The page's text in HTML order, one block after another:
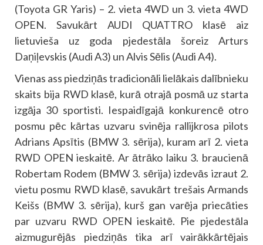
(Toyota GR Yaris) – 2. vieta 4WD un 3. vieta 4WD
OPEN. Savukārt AUDI QUATTRO klasē aiz
lietuvieša uz goda pjedestāla šoreiz Arturs
Daņiļevskis (Audi A3) un Alvis Sēlis (Audi A4).
Vienas ass piedziņās tradicionāli lielākais dalībnieku
skaits bija RWD klasē, kurā otrajā posmā uz starta
izgāja 30 sportisti. Iespaidīgajā konkurencē otro
posmu pēc kārtas uzvaru svinēja rallijkrosa pilots
Adrians Apsītis (BMW 3. sērija), kuram arī 2. vieta
RWD OPEN ieskaitē. Ar ātrāko laiku 3. braucienā
Robertam Rodem (BMW 3. sērija) izdevās izraut 2.
vietu posmu RWD klasē, savukārt trešais Armands
Keišs (BMW 3. sērija), kurš gan varēja priecāties
par uzvaru RWD OPEN ieskaitē. Pie pjedestāla
aizmugurējās piedziņās tika arī vairākkārtējais